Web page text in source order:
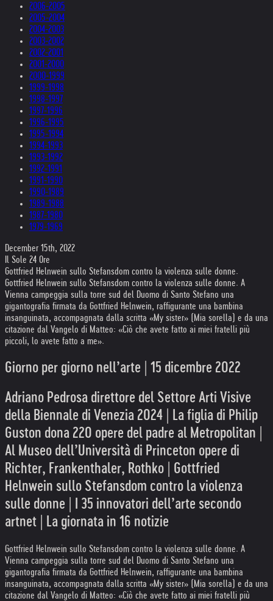
2006-2005
2005-2004
2004-2003
2003-2002
2002-2001
2001-2000
2000-1999
1999-1998
1998-1997
1997-1996
1996-1995
1995-1994
1994-1993
1993-1992
1992-1991
1991-1990
1990-1989
1989-1988
1987-1980
1979-1969
December 15th, 2022
Il Sole 24 Ore
Gottfried Helnwein sullo Stefansdom contro la violenza sulle donne.
Gottfried Helnwein sullo Stefansdom contro la violenza sulle donne. A
Vienna campeggia sulla torre sud del Duomo di Santo Stefano una
gigantografia firmata da Gottfried Helnwein, raffigurante una bambina
insanguinata, accompagnata dalla scritta «My sister» (Mia sorella) e da una
citazione dal Vangelo di Matteo: «Ciò che avete fatto ai miei fratelli più
piccoli, lo avete fatto a me».
Giorno per giorno nell’arte | 15 dicembre 2022
Adriano Pedrosa direttore del Settore Arti Visive
della Biennale di Venezia 2024 | La figlia di Philip
Guston dona 220 opere del padre al Metropolitan |
Al Museo dell’Università di Princeton opere di
Richter, Frankenthaler, Rothko | Gottfried
Helnwein sullo Stefansdom contro la violenza
sulle donne | I 35 innovatori dell’arte secondo
artnet | La giornata in 16 notizie
Gottfried Helnwein sullo Stefansdom contro la violenza sulle donne. A
Vienna campeggia sulla torre sud del Duomo di Santo Stefano una
gigantografia firmata da Gottfried Helnwein, raffigurante una bambina
insanguinata, accompagnata dalla scritta «My sister» (Mia sorella) e da una
citazione dal Vangelo di Matteo: «Ciò che avete fatto ai miei fratelli più